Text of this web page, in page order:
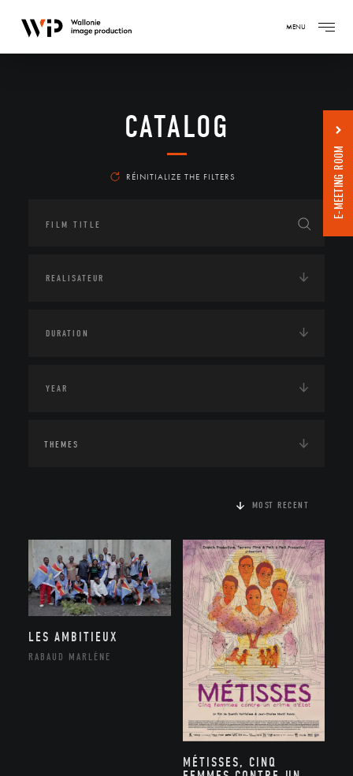
MENU
CATALOG
RÉINITIALIZE THE FILTERS
THEMES
MOST RECENT
LES AMBITIEUX
RABAUD MARLÈNE
MÉTISSES, CINQ
E-MEETING ROOM